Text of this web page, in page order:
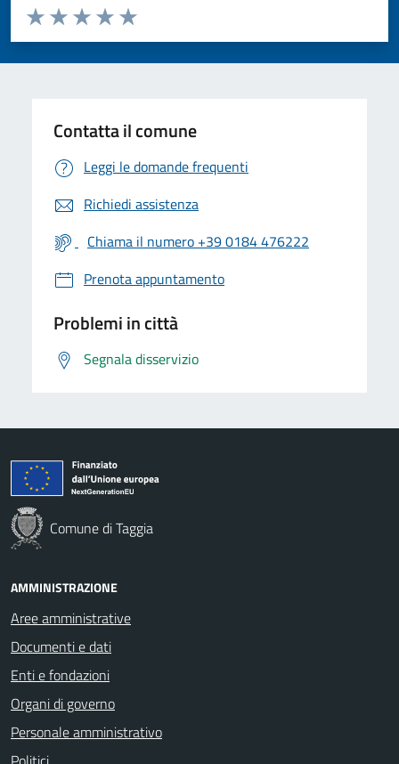
Valuta da 1 a 5 stelle la pagina
Valuta 5 stelle su 5
Valuta 4 stelle su 5
Valuta 3 stelle su 5
Valuta 2 stelle su 5
Valuta 1 stelle su 5
Contatta il comune
Leggi le domande frequenti
Richiedi assistenza
Chiama il numero +39 0184 476222
Prenota appuntamento
Problemi in città
Segnala disservizio
Comune di Taggia
AMMINISTRAZIONE
Aree amministrative
Documenti e dati
Enti e fondazioni
Organi di governo
Personale amministrativo